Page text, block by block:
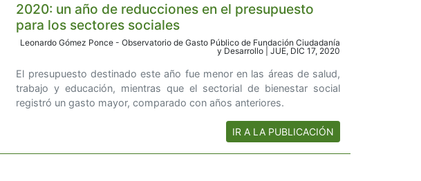
2020: un año de reducciones en el presupuesto
para los sectores sociales
Leonardo Gómez Ponce - Observatorio de Gasto Público de Fundación Ciudadanía
y Desarrollo | JUE, DIC 17, 2020
El presupuesto destinado este año fue menor en las áreas de salud,
trabajo y educación, mientras que el sectorial de bienestar social
registró un gasto mayor, comparado con años anteriores.
IR A LA PUBLICACIÓN